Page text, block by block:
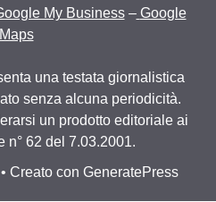
My Business– Google
Maps
una testata giornalistica
senza alcuna periodicità.
un prodotto editoriale ai
n° 62 del 7.03.2001.
Creato con GeneratePress